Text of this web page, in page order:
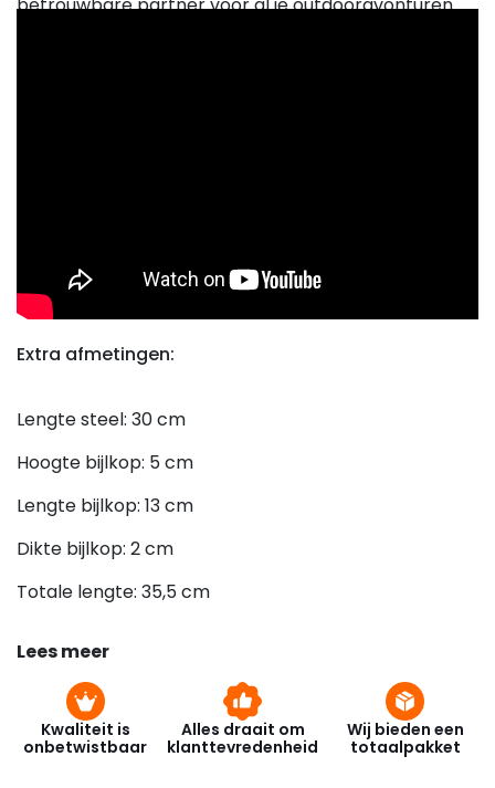
betrouwbare partner voor al je outdooravonturen.
Extra afmetingen:
Lengte steel: 30 cm
Hoogte bijlkop: 5 cm
Lengte bijlkop: 13 cm
Dikte bijlkop: 2 cm
Totale lengte: 35,5 cm
Lees meer
Kwaliteit is
onbetwistbaar
Alles draait om
klanttevredenheid
Wij bieden een
totaalpakket